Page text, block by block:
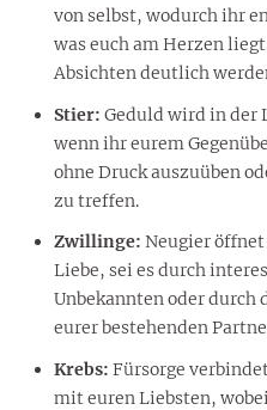
von selbst, wodurch ihr
was euch am Herzen
Absichten deutlich
Stier: Geduld wird in der
wenn ihr eurem
ohne Druck auszuüben
zu treffen.
Zwillinge: Neugier
Liebe, sei es durch
Unbekannten oder durch
eurer bestehenden
Krebs: Fürsorge
mit euren Liebsten,